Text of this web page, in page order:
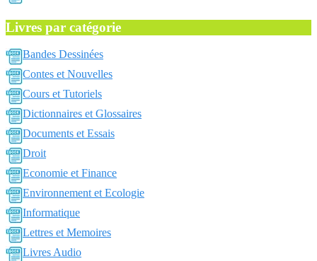
Livres par catégorie
Bandes Dessinées
Contes et Nouvelles
Cours et Tutoriels
Dictionnaires et Glossaires
Documents et Essais
Droit
Economie et Finance
Environnement et Ecologie
Informatique
Lettres et Memoires
Livres Audio